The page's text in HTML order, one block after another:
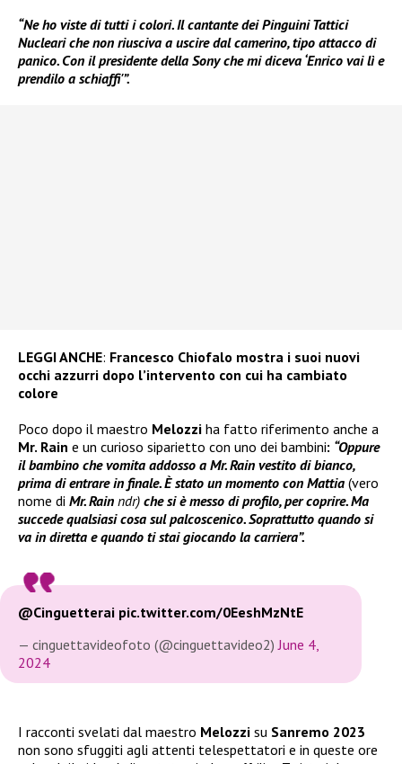
“Ne ho viste di tutti i colori. Il cantante dei Pinguini Tattici
Nucleari che non riusciva a uscire dal camerino, tipo attacco di
panico. Con il presidente della Sony che mi diceva ‘Enrico vai lì e
prendilo a schiaffi'”.
LEGGI ANCHE: Francesco Chiofalo mostra i suoi nuovi
occhi azzurri dopo l’intervento con cui ha cambiato
colore
Poco dopo il maestro Melozzi ha fatto riferimento anche a
Mr. Rain e un curioso siparietto con uno dei bambini: “Oppure
il bambino che vomita addosso a Mr. Rain vestito di bianco,
prima di entrare in finale. È stato un momento con Mattia (vero
nome di Mr. Rain ndr) che si è messo di profilo, per coprire. Ma
succede qualsiasi cosa sul palcoscenico. Soprattutto quando si
va in diretta e quando ti stai giocando la carriera”.
@Cinguetterai pic.twitter.com/0EeshMzNtE
— cinguettavideofoto (@cinguettavideo2)June 4,
2024
I racconti svelati dal maestro Melozzi su Sanremo 2023
non sono sfuggiti agli attenti telespettatori e in queste ore